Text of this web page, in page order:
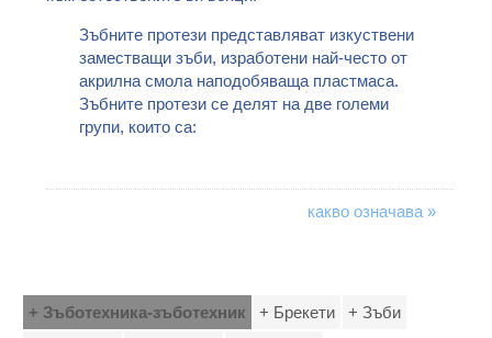
Зъбните протези представляват изкуствени
заместващи зъби, изработени най-често от
акрилна смола наподобяваща пластмаса.
Зъбните протези се делят на две големи
групи, които са:
какво означава »
+ Зъботехника-зъботехник + Брекети
+ Зъби